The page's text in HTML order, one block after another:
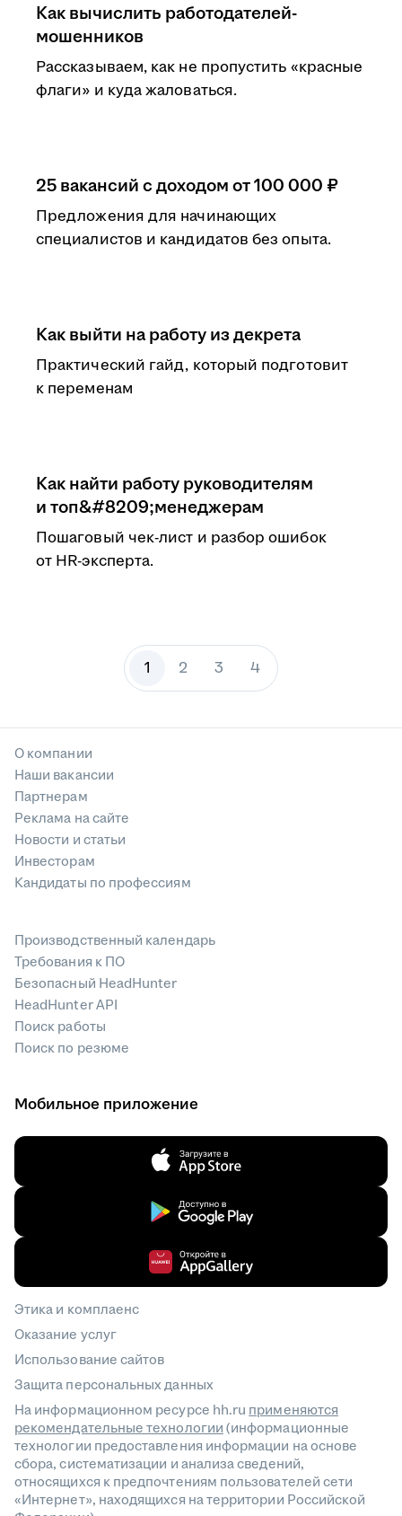
Как вычислить работодателей-
мошенников
Рассказываем, как не пропустить «красные
флаги» и куда жаловаться.
25 вакансий с доходом от 100 000 ₽
Предложения для начинающих
специалистов и кандидатов без опыта.
Как выйти на работу из декрета
Практический гайд, который подготовит
к переменам
Как найти работу руководителям
и топ&#8209;менеджерам
Пошаговый чек-лист и разбор ошибок
от HR-эксперта.
1 2 3 4
О компании
Наши вакансии
Партнерам
Реклама на сайте
Новости и статьи
Инвесторам
Кандидаты по профессиям
Производственный календарь
Требования к ПО
Безопасный HeadHunter
HeadHunter API
Поиск работы
Поиск по резюме
Мобильное приложение
Этика и комплаенс
Оказание услуг
Использование сайтов
Защита персональных данных
На информационном ресурсе hh.ru применяются
рекомендательные технологии(информационные
технологии предоставления информации на основе
сбора, систематизации и анализа сведений,
относящихся к предпочтениям пользователей сети
«Интернет», находящихся на территории Российской